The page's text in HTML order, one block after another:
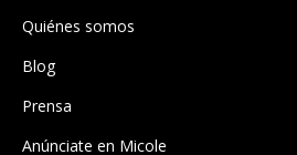
Quiénes somos
Blog
Prensa
Anúnciate en Micole